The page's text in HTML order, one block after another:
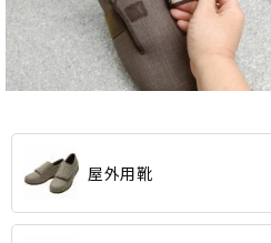
屋外用靴